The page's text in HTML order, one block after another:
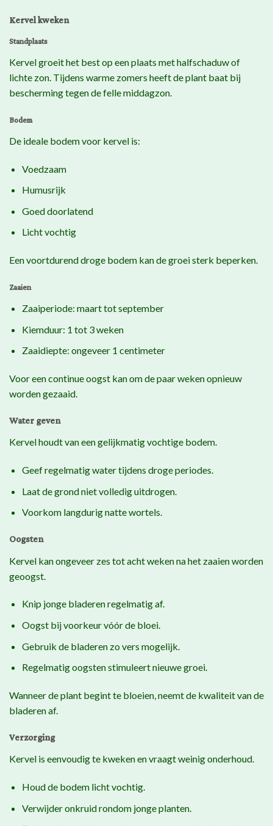
Kervel kweken
Standplaats
Kervel groeit het best op een plaats met halfschaduw of
lichte zon. Tijdens warme zomers heeft de plant baat bij
bescherming tegen de felle middagzon.
Bodem
De ideale bodem voor kervel is:
Voedzaam
Humusrijk
Goed doorlatend
Licht vochtig
Een voortdurend droge bodem kan de groei sterk beperken.
Zaaien
Zaaiperiode: maart tot september
Kiemduur: 1 tot 3 weken
Zaaidiepte: ongeveer 1 centimeter
Voor een continue oogst kan om de paar weken opnieuw
worden gezaaid.
Water geven
Kervel houdt van een gelijkmatig vochtige bodem.
Geef regelmatig water tijdens droge periodes.
Laat de grond niet volledig uitdrogen.
Voorkom langdurig natte wortels.
Oogsten
Kervel kan ongeveer zes tot acht weken na het zaaien worden
geoogst.
Knip jonge bladeren regelmatig af.
Oogst bij voorkeur vóór de bloei.
Gebruik de bladeren zo vers mogelijk.
Regelmatig oogsten stimuleert nieuwe groei.
Wanneer de plant begint te bloeien, neemt de kwaliteit van de
bladeren af.
Verzorging
Kervel is eenvoudig te kweken en vraagt weinig onderhoud.
Houd de bodem licht vochtig.
Verwijder onkruid rondom jonge planten.